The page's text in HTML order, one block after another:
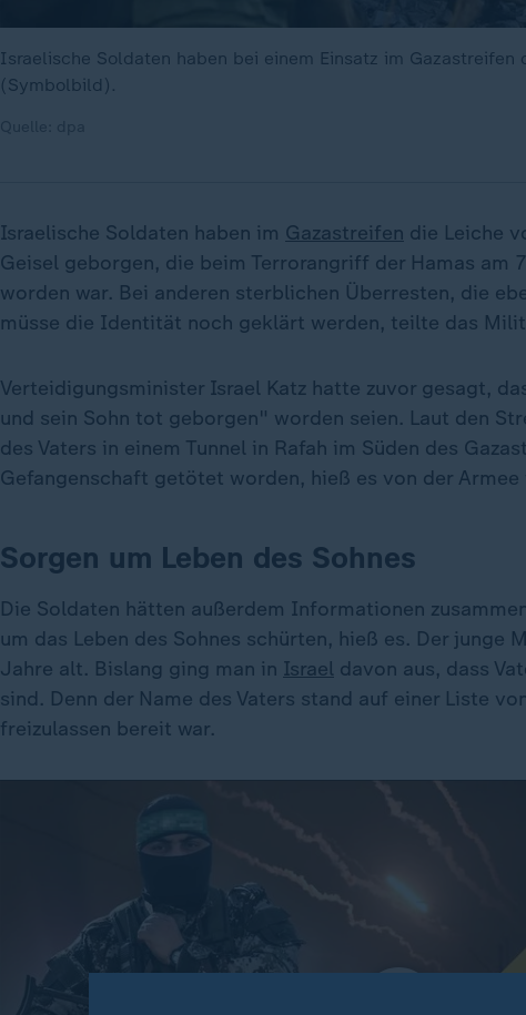
Israelische Soldaten haben bei einem Einsatz im Gazastreifen
(Symbolbild).
Israelische Soldaten haben im Gazastreifen die Leiche
Geisel geborgen, die beim Terrorangriff der Hamas am
worden war. Bei anderen sterblichen Überresten, die
müsse die Identität noch geklärt werden, teilte das
Verteidigungsminister Israel Katz hatte zuvor gesagt,
und sein Sohn tot geborgen" worden seien. Laut den
des Vaters in einem Tunnel in Rafah im Süden des
Gefangenschaft getötet worden, hieß es von der Armee
Sorgen um Leben des Sohnes
Die Soldaten hätten außerdem Informationen
um das Leben des Sohnes schürten, hieß es. Der junge
Jahre alt. Bislang ging man in Israel davon aus, dass
sind. Denn der Name des Vaters stand auf einer Liste
freizulassen bereit war.